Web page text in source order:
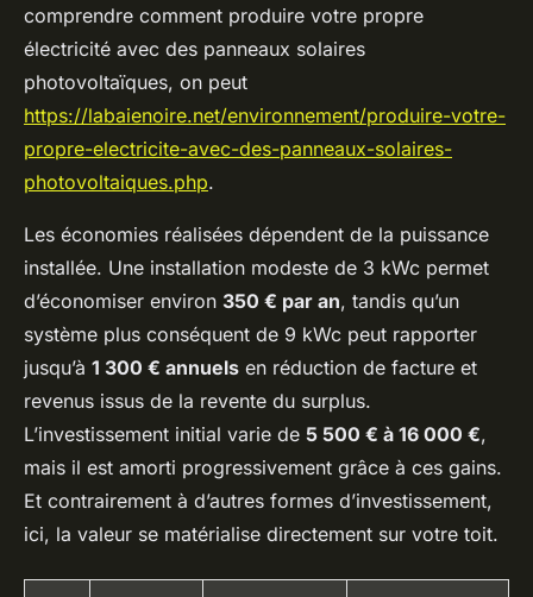
comprendre comment produire votre propre
électricité avec des panneaux solaires
photovoltaïques, on peut
https://labaienoire.net/environnement/produire-votre-
propre-electricite-avec-des-panneaux-solaires-
photovoltaiques.php.
Les économies réalisées dépendent de la puissance
installée. Une installation modeste de 3 kWc permet
d’économiser environ 350 € par an, tandis qu’un
système plus conséquent de 9 kWc peut rapporter
jusqu’à 1 300 € annuels en réduction de facture et
revenus issus de la revente du surplus.
L’investissement initial varie de 5 500 € à 16 000 €,
mais il est amorti progressivement grâce à ces gains.
Et contrairement à d’autres formes d’investissement,
ici, la valeur se matérialise directement sur votre toit.